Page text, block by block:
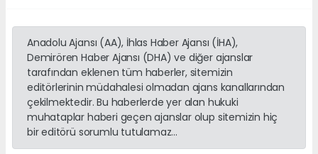
Anadolu Ajansı (AA), İhlas Haber Ajansı (İHA),
Demirören Haber Ajansı (DHA) ve diğer ajanslar
tarafından eklenen tüm haberler, sitemizin
editörlerinin müdahalesi olmadan ajans kanallarından
çekilmektedir. Bu haberlerde yer alan hukuki
muhataplar haberi geçen ajanslar olup sitemizin hiç
bir editörü sorumlu tutulamaz...